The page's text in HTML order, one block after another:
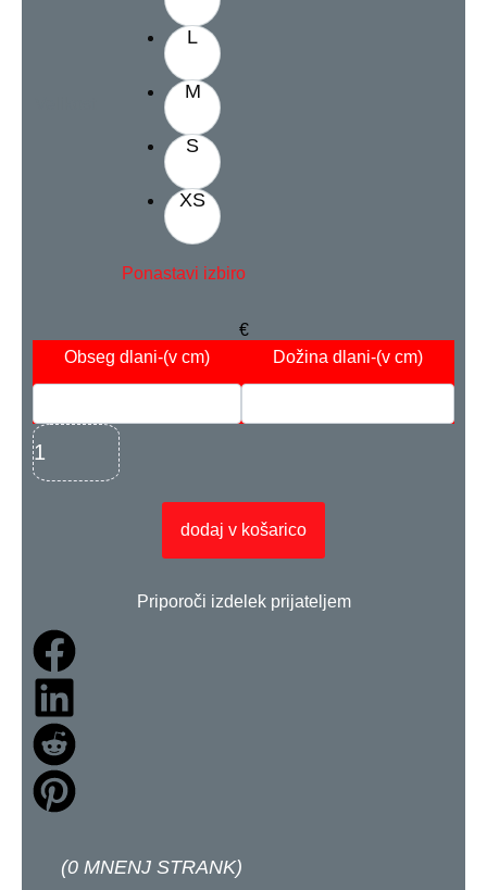
L
M
S
XS
Ponastavi izbiro
€
Obseg dlani-(v cm) Dožina dlani-(v cm)
dodaj v košarico
Priporoči izdelek prijateljem
(0 MNENJ STRANK)